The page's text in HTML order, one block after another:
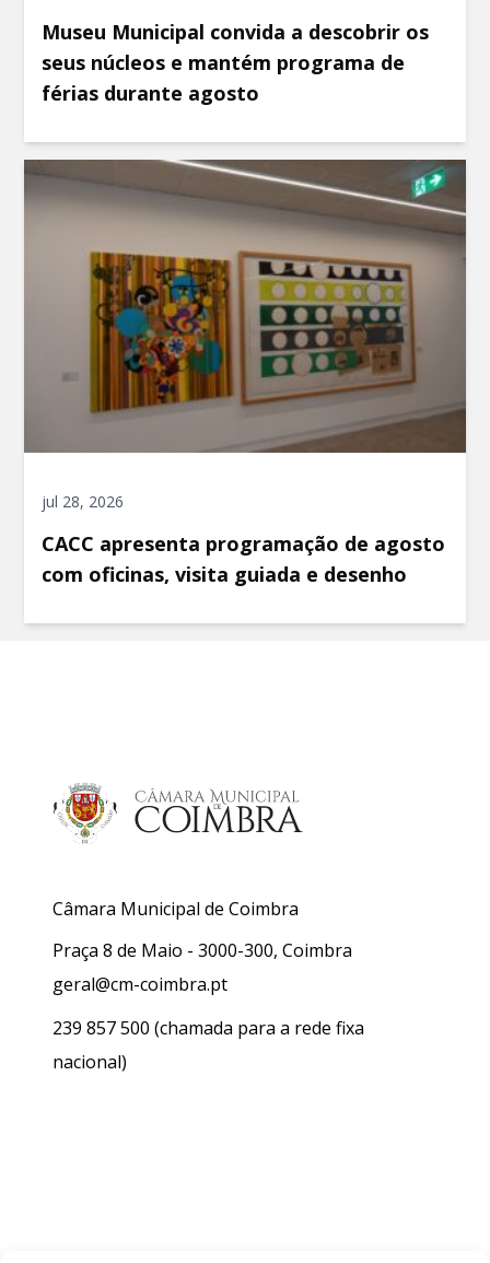
Museu Municipal convida a descobrir os
seus núcleos e mantém programa de
férias durante agosto
jul 28, 2026
CACC apresenta programação de agosto
com oficinas, visita guiada e desenho
Câmara Municipal de Coimbra
Praça 8 de Maio - 3000-300, Coimbra
geral@cm-coimbra.pt
239 857 500 (chamada para a rede fixa
nacional)